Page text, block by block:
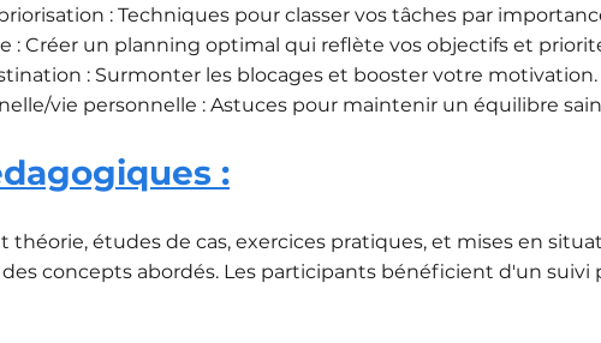
: Techniques pour classer vos tâches par
: Créer un planning optimal qui reflète vos objectifs et
: Surmonter les blocages et booster votre motivation.
vie personnelle : Astuces pour maintenir un équilibre
:
théorie, études de cas, exercices pratiques, et mises en
concepts abordés. Les participants bénéficient d'un suivi